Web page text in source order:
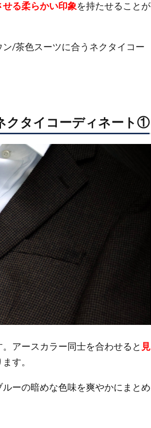
る柔らかい印象を持たせることが
/茶色スーツに合うネクタイコー
クタイコーディネート①
アースカラー同士を合わせると 見
す。
ーの暗めな色味を爽やかにまとめ